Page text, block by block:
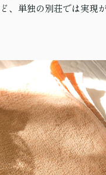
、単独の別荘では実現